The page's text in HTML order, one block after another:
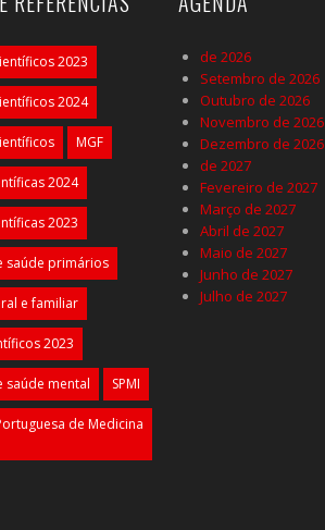
2023
2024
MGF
2024
2023
saúde primários
e familiar
2023
saúde mental SPMI
de Medicina
de 2026
Setembro de 2026
Outubro de 2026
Novembro de 2026
Dezembro de 2026
de 2027
Fevereiro de 2027
Março de 2027
Abril de 2027
Maio de 2027
Junho de 2027
Julho de 2027